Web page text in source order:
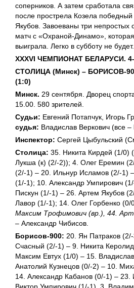
соперников. А затем сработала
после прострела Козела победный
Якубов. Завоеваны три непростых
матч с «Охраной-Динамо»,
выиграла. Легко в субботу не будет.
XXXVI ЧЕМПИОНАТ БЕЛАРУСИ.
СТОЛИЦА (Минск) – БОРИСОВ-
(1:0)
Минск. 29 сентября. Дворец
15.00. 580 зрителей.
Судьи: Евгений Потапчук, Игорь
судья: Владислав Веркович (все –
Инспектор: Сергей Цыбульский
Столица: 35. Никита Кирдей (1/0)
Лукша (к) (2/-2)); 4. Олег Еремин
(2/-1) – 20. Ильнур Исламов (2/-1)
(1/-1); 10. Александр Умпирович
Пискун (1/-1) – 26. Артем Якубов
Лавор (1/-1); 14. Олег Горбенко (0/
Максим Трофимович (вр.), 44.
– Александр Чибисов.
Борисов-900: 20. Ян Патраков
Счасный (2/-1) – 9. Никита
Максим Евтух (1/0) – 15.
Анатолий Кузнецов (0/-2) – 10.
14. Александр Кабанов (0/-1) – 23.